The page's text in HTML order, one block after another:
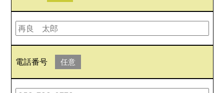
電話番号 任意